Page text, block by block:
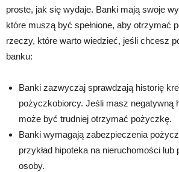
proste, jak się wydaje. Banki mają swoje
które muszą być spełnione, aby otrzymać
rzeczy, które warto wiedzieć, jeśli chcesz
banku:
Banki zazwyczaj sprawdzają historię
pożyczkobiorcy. Jeśli masz negatywną
może być trudniej otrzymać pożyczkę.
Banki wymagają zabezpieczenia
przykład hipoteka na nieruchomości lub
osoby.